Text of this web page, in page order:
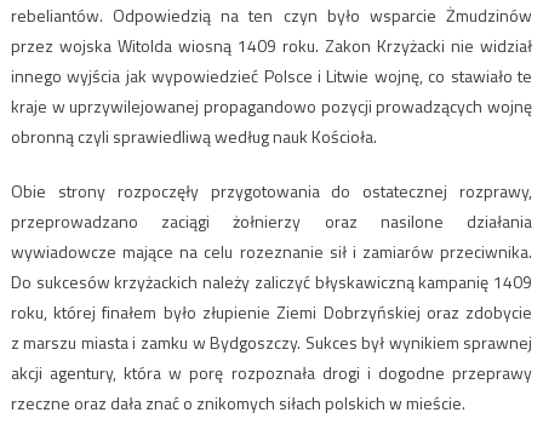
rebeliantów. Odpowiedzią na ten czyn było wsparcie Żmudzinów
przez wojska Witolda wiosną 1409 roku. Zakon Krzyżacki nie widział
innego wyjścia jak wypowiedzieć Polsce i Litwie wojnę, co stawiało te
kraje w uprzywilejowanej propagandowo pozycji prowadzących wojnę
obronną czyli sprawiedliwą według nauk Kościoła.
Obie strony rozpoczęły przygotowania do ostatecznej rozprawy,
przeprowadzano zaciągi żołnierzy oraz nasilone działania
wywiadowcze mające na celu rozeznanie sił i zamiarów przeciwnika.
Do sukcesów krzyżackich należy zaliczyć błyskawiczną kampanię 1409
roku, której finałem było złupienie Ziemi Dobrzyńskiej oraz zdobycie
z marszu miasta i zamku w Bydgoszczy. Sukces był wynikiem sprawnej
akcji agentury, która w porę rozpoznała drogi i dogodne przeprawy
rzeczne oraz dała znać o znikomych siłach polskich w mieście.